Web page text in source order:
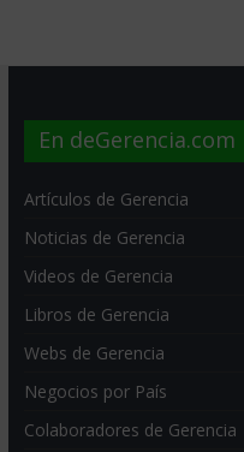
En deGerencia.com
Artículos de Gerencia
Noticias de Gerencia
Videos de Gerencia
Libros de Gerencia
Webs de Gerencia
Negocios por País
Colaboradores de Gerencia